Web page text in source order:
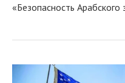
«Безопасность